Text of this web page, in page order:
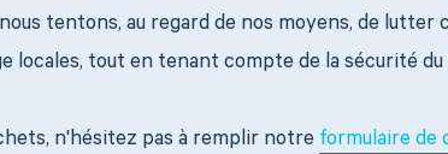
tentons, au regard de nos moyens, de lutter
locales, tout en tenant compte de la sécurité
n'hésitez pas à remplir notre formulaire de